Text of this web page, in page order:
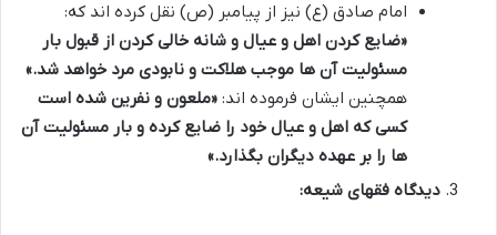
امام صادق (ع) نیز از پیامبر (ص) نقل کرده اند که:
«ضایع کردن اهل و عیال و شانه خالی کردن از قبول بار
مسئولیت آن ها موجب هلاکت و نابودی مرد خواهد شد.»
همچنین ایشان فرموده اند: «ملعون و نفرین شده است
کسی که اهل و عیال خود را ضایع کرده و بار مسئولیت آن
ها را بر عهده دیگران بگذارد.»
دیدگاه فقهای شیعه: